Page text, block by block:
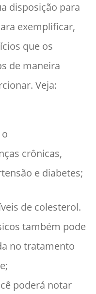
disposição para
exemplificar,
que os
de maneira
Veja:
crônicas,
e diabetes;
de colesterol.
também pode
no tratamento
poderá notar